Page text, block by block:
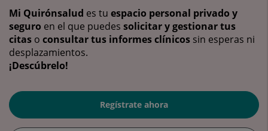
Mi Quirónsalud es tu espacio personal privado y
seguro en el que puedes solicitar y gestionar tus
citas o consultar tus informes clínicos sin esperas ni
desplazamientos.
¡Descúbrelo!
Regístrate ahora